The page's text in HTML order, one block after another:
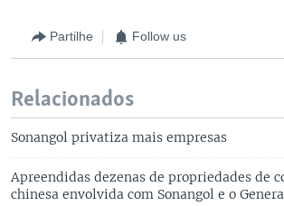
Partilhe Follow us
Relacionados
Sonangol privatiza mais empresas
Apreendidas dezenas de propriedades de
chinesa envolvida com Sonangol e o